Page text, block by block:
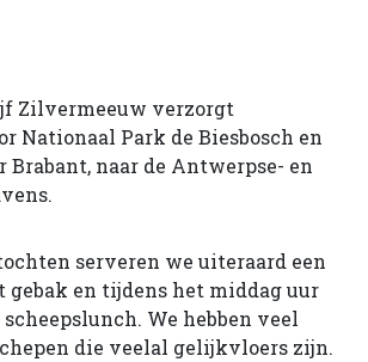
Zilvermeeuw verzorgt
Nationaal Park de Biesbosch en
Brabant, naar de Antwerpse- en
serveren we uiteraard een
gebak en tijdens het middag uur
We hebben veel
die veelal gelijkvloers zijn.